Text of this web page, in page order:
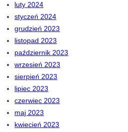
luty 2024
styczeń 2024
grudzień 2023
listopad 2023
październik 2023
wrzesień 2023
sierpień 2023
lipiec 2023
czerwiec 2023
maj 2023
kwiecień 2023